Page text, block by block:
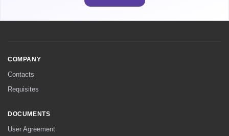
COMPANY
Contacts
Requisites
DOCUMENTS
User Agreement